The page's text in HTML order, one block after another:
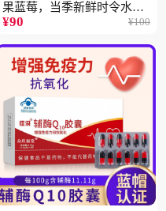
果蓝莓，当季新鲜时令水果
顺丰包邮
¥90 ¥100